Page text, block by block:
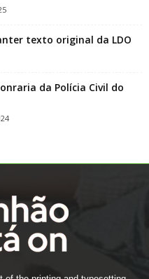
texto original da LDO
da Polícia Civil do